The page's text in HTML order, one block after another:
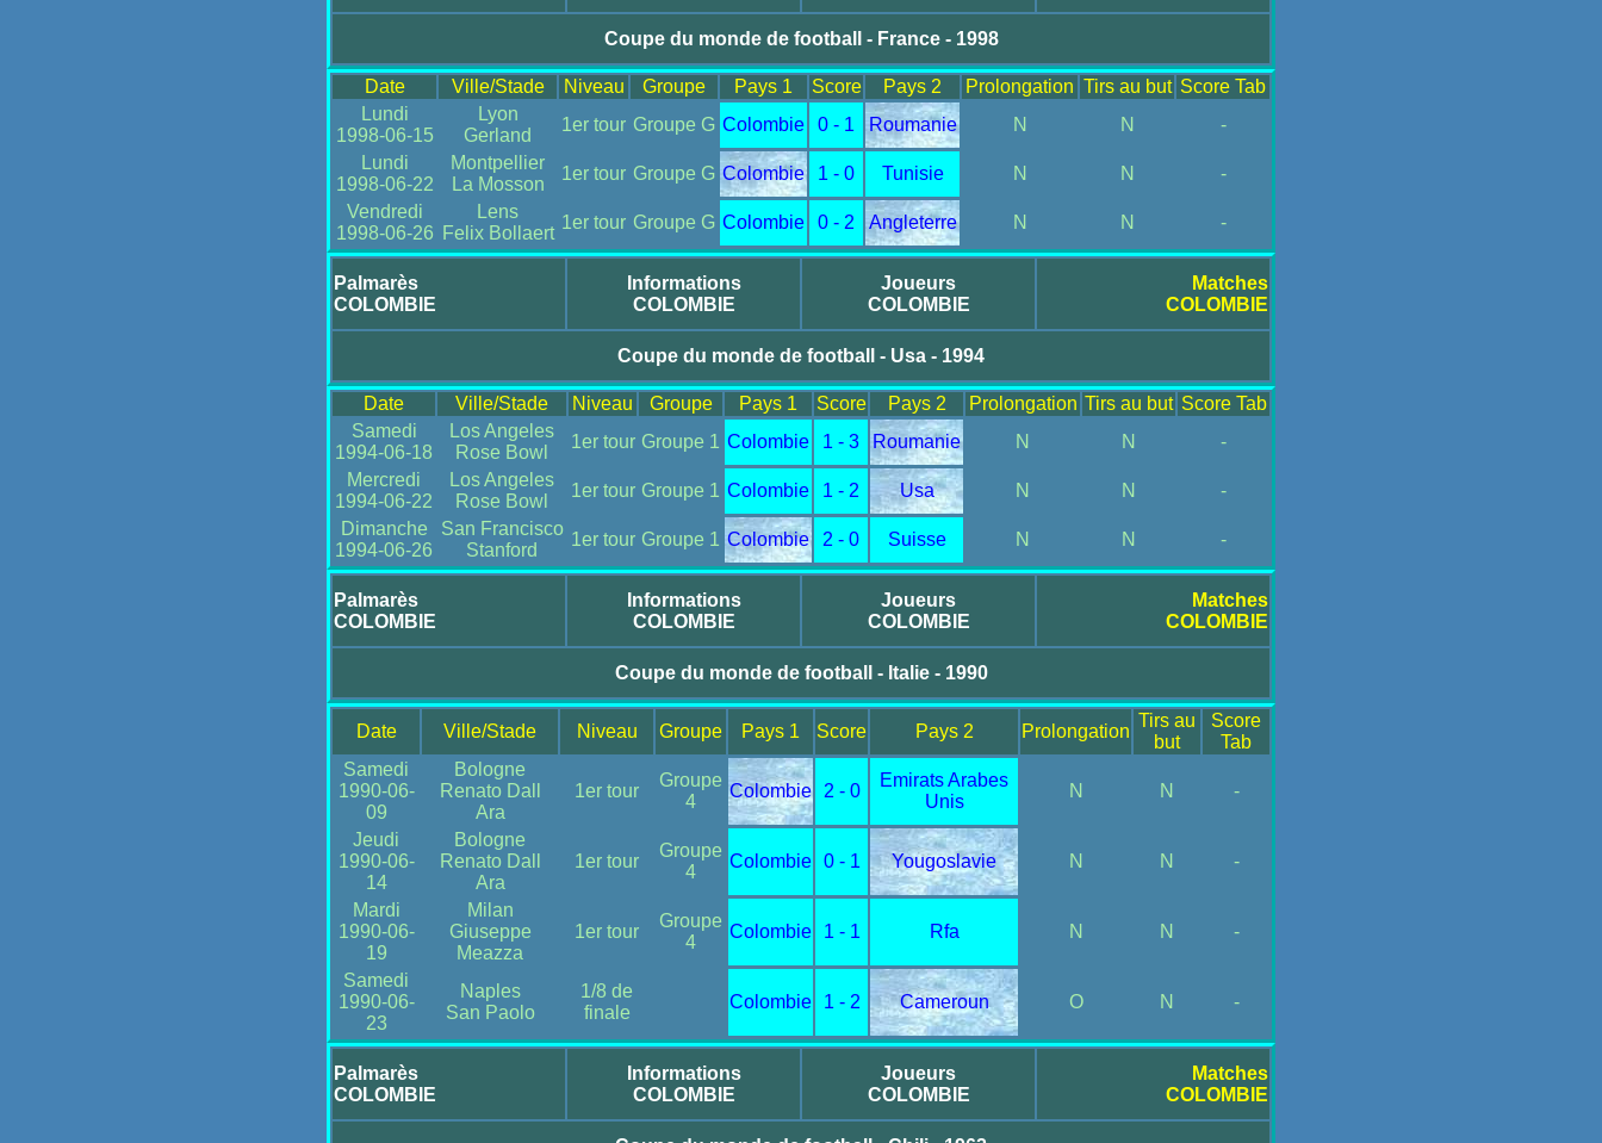
Coupe du monde de football - France - 1998
Date Ville/Stade Niveau Groupe Pays 1 Score Pays 2 Prolongation Tirs au but Score Tab
Lundi
1998-06-15
Lyon
Gerland
1er tour Groupe G Colombie 0 - 1 Roumanie N N
-
Lundi
1998-06-22
Montpellier
La Mosson
1er tour Groupe G Colombie 1 - 0 Tunisie N N
-
Vendredi
1998-06-26
Lens
Felix Bollaert
1er tour Groupe G Colombie 0 - 2 Angleterre N N -
Palmarès
COLOMBIE
Informations
COLOMBIE
Joueurs
COLOMBIE
Matches
COLOMBIE
Coupe du monde de football - Usa - 1994
Date Ville/Stade Niveau Groupe Pays 1 Score Pays 2 Prolongation Tirs au but Score Tab
Samedi
1994-06-18
Los Angeles
Rose Bowl
1er tour Groupe 1 Colombie 1 - 3 Roumanie N N
-
Mercredi
1994-06-22
Los Angeles
Rose Bowl
1er tour Groupe 1 Colombie 1 - 2 Usa N N
-
Dimanche
1994-06-26
San Francisco
Stanford
1er tour Groupe 1 Colombie 2 - 0 Suisse N N -
Palmarès
COLOMBIE
Informations
COLOMBIE
Joueurs
COLOMBIE
Matches
COLOMBIE
Coupe du monde de football - Italie - 1990
Date Ville/Stade Niveau Groupe Pays 1 Score Pays 2 Prolongation
Tirs au
but
Score
Tab
Samedi
1990-06-
09
Bologne
Renato Dall
Ara
1er tour
Groupe
4
Colombie 2 - 0
Emirats Arabes
Unis
N N -
Jeudi
1990-06-
14
Bologne
Renato Dall
Ara
1er tour
Groupe
4
Colombie 0 - 1 Yougoslavie N N -
Mardi
1990-06-
19
Milan
Giuseppe
Meazza
1er tour
Groupe
4
Colombie 1 - 1 Rfa N N -
Samedi
1990-06-
23
Naples
San Paolo
1/8 de
finale
Colombie 1 - 2 Cameroun O N -
Palmarès
COLOMBIE
Informations
COLOMBIE
Joueurs
COLOMBIE
Matches
COLOMBIE